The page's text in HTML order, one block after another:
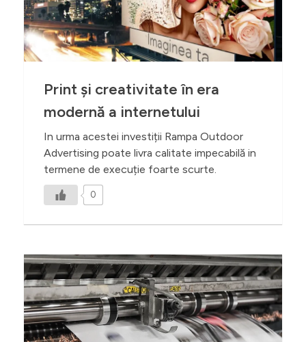
Print și creativitate în era
modernă a internetului
In urma acestei investiții Rampa Outdoor
Advertising poate livra calitate impecabilă in
termene de execuție foarte scurte.
0